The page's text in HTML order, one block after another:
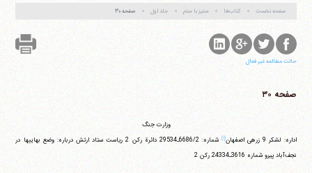
صفحه نخست کتاب‌ها ستیز با ستم جلد اول صفحه ۳۰
حالت مطالعه غیر فعال
صفحه ۳۰
وزارت جنگ
اداره: لشکر 9 زرهى اصفهان
(۱)
شماره: 6686/2ـ29534 دائرة رکن 2 ریاست ستاد ارتش درباره: وضع بهاییها در
نجف‌آباد پیرو شماره 3616ـ24334 رکن 2